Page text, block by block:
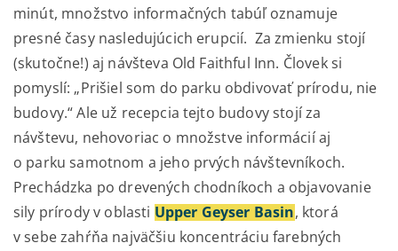
minút, množstvo informačných tabúľ oznamuje
presné časy nasledujúcich erupcií. Za zmienku stojí
(skutočne!) aj návšteva Old Faithful Inn. Človek si
pomyslí: „Prišiel som do parku obdivovať prírodu, nie
budovy.“ Ale už recepcia tejto budovy stojí za
návštevu, nehovoriac o množstve informácií aj
o parku samotnom a jeho prvých návštevníkoch.
Prechádzka po drevených chodníkoch a objavovanie
sily prírody v oblasti Upper Geyser Basin, ktorá
v sebe zahŕňa najväčšiu koncentráciu farebných